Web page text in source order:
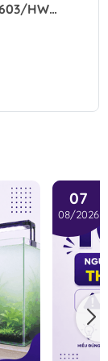
Lọc phụ Sunsun HW603/HW604 - Lọc cặn thô, hỗ trợ bảo vệ lọc chính, dễ vệ sinh cho hồ cá thủy sinh
07
08/2026